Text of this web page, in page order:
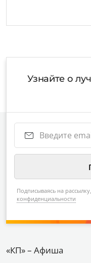
Узнайте о
Подписываясь на
конфиденциальности
«КП» – Афиша